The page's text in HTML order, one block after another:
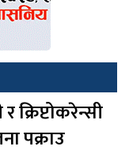
क्रिप्टोकरेन्सी
पक्राउ